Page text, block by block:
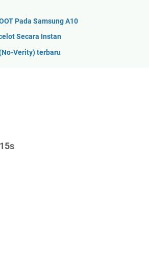
Pada Samsung A10
Secara Instan
Verity) terbaru